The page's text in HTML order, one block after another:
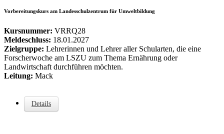
Vorbereitungskurs am Landesschulzentrum für Umweltbildung
Kursnummer: VRRQ28
Meldeschluss: 18.01.2027
Zielgruppe: Lehrerinnen und Lehrer aller Schularten, die eine
Forscherwoche am LSZU zum Thema Ernährung oder
Landwirtschaft durchführen möchten.
Leitung: Mack
Details